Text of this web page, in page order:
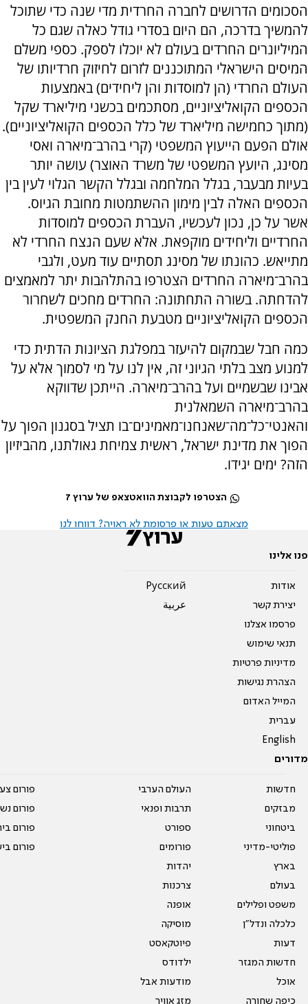
הסכומים הדרושים לחברה החרדית מדי שנה כדי שתוכל
להמשיך בדרכה, הם היום בסדרי גודל כאלה שגם כל
המיליונרים החרדים בעולם לא יוכלו לספק. כספי משלם
המיסים הישראלי המתוכננים לזרום לחיזוק חרדיותו של
העולם החרדי (הן למוסדות והן ליחידים) באמצעות
הכספים הקואליציוניים, מסתכמים בכשני מיליארד שקל
(מתוך כחמישה מיליארד של כלל הכספים הקואליציוניים).
אולם הפעם הייעוץ המשפטי (קרי בהרב־מיארה ואסי
מסינג, היועץ המשפטי של משרד האוצר) עושה יותר
בעיות מבעבר, בגלל המלחמה ובגלל הקשר הגלוי לעין בין
הכספים האלה לבין מימון ההשתמטות מחובת הגיוס.
אשר על כן, נכון לעכשיו, העברת הכספים למוסדות
החרדיים וליחידים מוקפאת. אלא שעם הנצח החרדי לא
מתייאש. כהונתו של מסינג תסתיים עוד מעט, ולגבי
בהרב־מיארה החרדים הצטרפו בהתלהבות יתר למאמצים
להדחתה. בשורה התחתונה: החרדים מחכים לשחרור
הכספים הקואליציוניים מטבעת החנק המשפטית.
כמה חבל שבמקום להיעזר במפלגת הציונות הדתית כדי
למנוע מצב בלתי הגיוני זה, אין לנו על מי לסמוך אלא על
אבינו שבשמיים ועל בהרב־מיארה. הייתכן שדווקא
בהרב־מיארה השמאלנית
והאנטי־כל־מה־שאנחנו־מאמינים־בו תציל בסגנון הפוך על
הפוך את מדינת ישראל, ראשית צמיחת גאולתנו, מהביזיון
הזה? ימים יגידו.
הצטרפו לקבוצת הוואטצאפ של ערוץ 7
מצאתם טעות או פרסומת לא ראויה? דווחו לנו
פנו אלינו
אודות
יצירת קשר
פרסמו אצלנו
תנאי שימוש
מדיניות פרטיות
הצהרת נגישות
המייל האדום
עברית
English
Pусский
عربية
מדורים
חדשות
מבזקים
ביטחוני
פוליטי-מדיני
בארץ
בעולם
משפט ופלילים
כלכלה ונדל"ן
דעות
חדשות המגזר
אוכל
כיפה שחורה
העולם הערבי
תרבות ופנאי
ספורט
פורומים
יהדות
צרכנות
אופנה
מוסיקה
פיוטקאסט
ילדודס
מודעות אבל
מזג אוויר
פורום
פורום
פורום
פורום